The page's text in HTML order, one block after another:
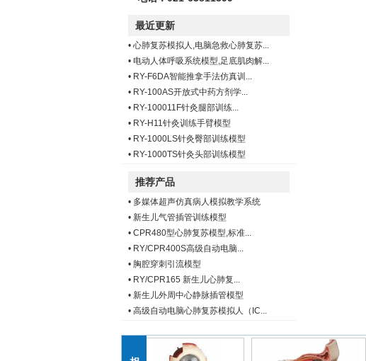
最近更新
• 心肺复苏模拟人,电脑急救心肺复苏...
• 电动人体呼吸系统模型,足底肌肉解...
• RY-F6DA智能推拿手法仿真训...
• RY-100AS开放式中药方剂学...
• RY-100011F针灸腿部训练...
• RY-H11针灸训练手臂模型
• RY-1000LS针灸臀部训练模型
• RY-1000TS针灸头部训练模型
推荐产品
• 多媒体超声仿真病人模拟教学系统
• 新生儿气管插管训练模型
• CPR480型心肺复苏模型,标准...
• RY/CPR400S高级自动电脑...
• 胸腔穿刺引流模型
• RY/CPR165 新生儿心肺复...
• 新生儿外周中心静脉插管模型
• 高级自动电脑心肺复苏模拟人（IC...